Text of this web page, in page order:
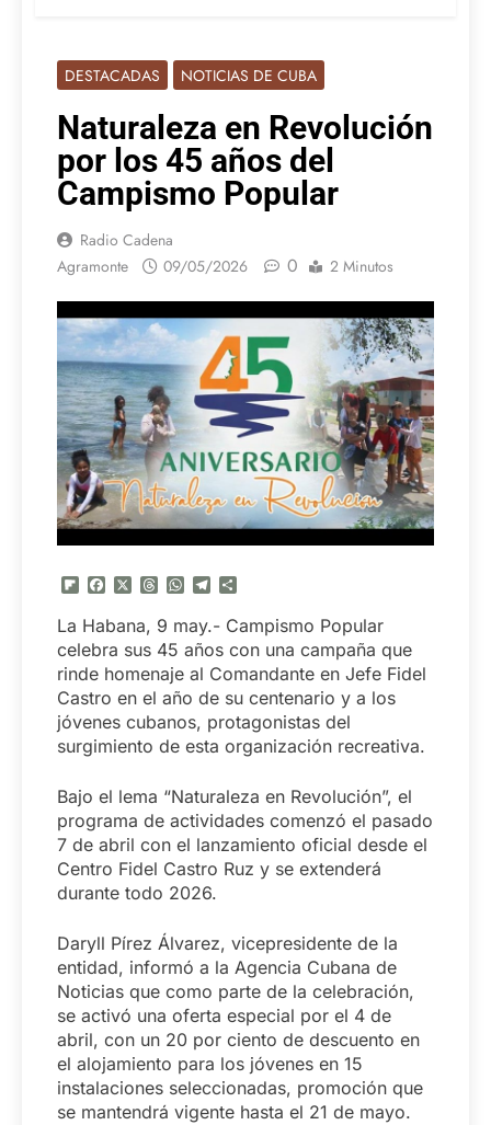
DESTACADAS NOTICIAS DE CUBA
Naturaleza en Revolución
por los 45 años del
Campismo Popular
Radio Cadena
Agramonte
09/05/2026 0 2 Minutos
Flipboard
Facebook
X Threads
WhatsApp
Telegram
La Habana, 9 may.- Campismo Popular
celebra sus 45 años con una campaña que
rinde homenaje al Comandante en Jefe Fidel
Castro en el año de su centenario y a los
jóvenes cubanos, protagonistas del
surgimiento de esta organización recreativa.
Bajo el lema “Naturaleza en Revolución”, el
programa de actividades comenzó el pasado
7 de abril con el lanzamiento oficial desde el
Centro Fidel Castro Ruz y se extenderá
durante todo 2026.
Daryll Pírez Álvarez, vicepresidente de la
entidad, informó a la Agencia Cubana de
Noticias que como parte de la celebración,
se activó una oferta especial por el 4 de
abril, con un 20 por ciento de descuento en
el alojamiento para los jóvenes en 15
instalaciones seleccionadas, promoción que
se mantendrá vigente hasta el 21 de mayo.